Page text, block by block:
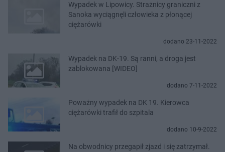
Wypadek w Lipowicy. Strażnicy graniczni z
Sanoka wyciągnęli człowieka z płonącej
ciężarówki
dodano 23-11-2022
Wypadek na DK-19. Są ranni, a droga jest
zablokowana [WIDEO]
dodano 7-11-2022
Poważny wypadek na DK 19. Kierowca
ciężarówki trafił do szpitala
dodano 10-9-2022
Na obwodnicy przegapił zjazd i się zatrzymał.